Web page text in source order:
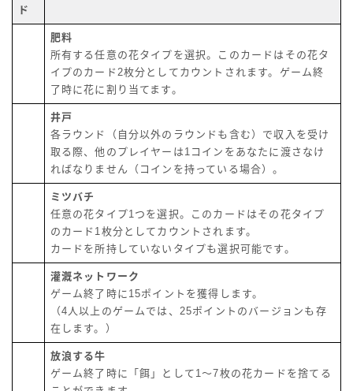
ド
肥料
所有する任意の花タイプを選択。このカードはその花タ
イプのカード2枚分としてカウントされます。ゲーム終
了時に花に割り当てます。
井戸
各ラウンド（自分以外のラウンドも含む）で収入を受け
取る際、他のプレイヤーは1コインをあなたに渡さなけ
ればなりません（コインを持っている場合）。
ミツバチ
任意の花タイプ1つを選択。このカードはその花タイプ
のカード1枚分としてカウントされます。
カードを所持していないタイプも選択可能です。
灌漑ネットワーク
ゲーム終了時に15ポイントを獲得します。
（4人以上のゲームでは、25ポイントのバージョンも存
在します。）
放浪する牛
ゲーム終了時に「餌」として1～7枚の花カードを捨てる